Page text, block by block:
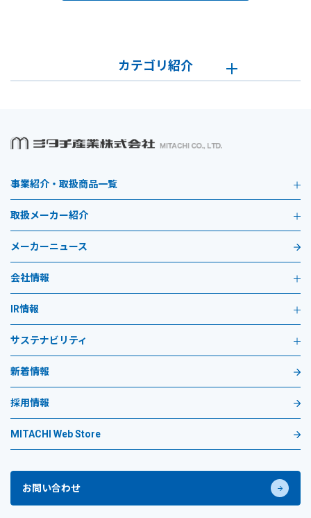
カテゴリ紹介
事業紹介・取扱商品一覧
取扱メーカー紹介
メーカーニュース
会社情報
IR情報
サステナビリティ
新着情報
採用情報
MITACHI Web Store
お問い合わせ